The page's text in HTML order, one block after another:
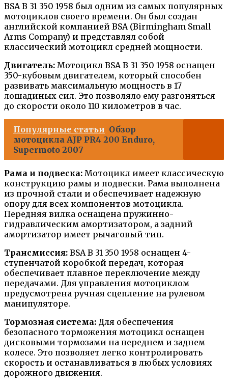
BSA B 31 350 1958 был одним из самых популярных
мотоциклов своего времени. Он был создан
английской компанией BSA (Birmingham Small
Arms Company) и представлял собой
классический мотоцикл средней мощности.
Двигатель: Мотоцикл BSA B 31 350 1958 оснащен
350-кубовым двигателем, который способен
развивать максимальную мощность в 17
лошадиных сил. Это позволяло ему разгоняться
до скорости около 110 километров в час.
Популярные статьи Обзор
мотоцикла AJP PR4 200 Enduro,
Supermoto 2007
Рама и подвеска: Мотоцикл имеет классическую
конструкцию рамы и подвески. Рама выполнена
из прочной стали и обеспечивает надежную
опору для всех компонентов мотоцикла.
Передняя вилка оснащена пружинно-
гидравлическим амортизатором, а задний
амортизатор имеет рычаговый тип.
Трансмиссия: BSA B 31 350 1958 оснащен 4-
ступенчатой коробкой передач, которая
обеспечивает плавное переключение между
передачами. Для управления мотоциклом
предусмотрена ручная сцепление на рулевом
манипуляторе.
Тормозная система: Для обеспечения
безопасного торможения мотоцикл оснащен
дисковыми тормозами на переднем и заднем
колесе. Это позволяет легко контролировать
скорость и останавливаться в любых условиях
дорожного движения.